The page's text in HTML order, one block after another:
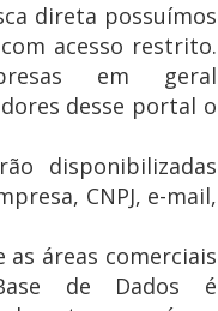
direta possuímos
acesso restrito.
em geral
desse portal o
disponibilizadas
CNPJ, e-mail,
áreas comerciais
de Dados é